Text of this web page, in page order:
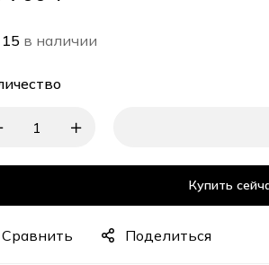
15 в наличии
Купить
Сравнить Поделиться